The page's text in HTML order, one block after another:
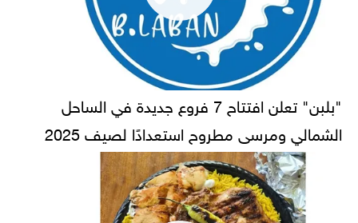
"بلبن" تعلن افتتاح 7 فروع جديدة في الساحل
الشمالي ومرسى مطروح استعدادًا لصيف 2025